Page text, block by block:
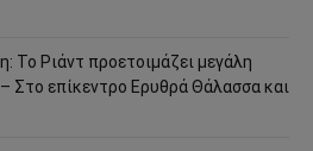
Το Ριάντ προετοιμάζει μεγάλη
Στο επίκεντρο Ερυθρά Θάλασσα και